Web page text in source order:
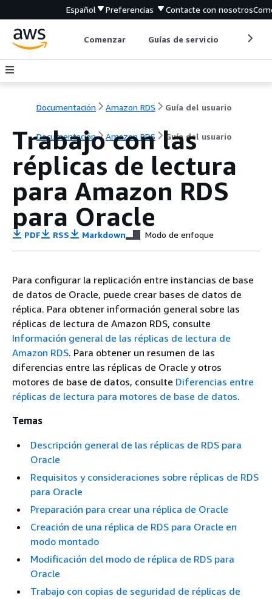
Español Preferencias Contacte con nosotros
Comenzar Guías de servicio
Documentación Amazon RDS Guía del usuario
Documentación Amazon RDS Guía del usuario
Trabajo con las
réplicas de lectura
para Amazon RDS
para Oracle
PDF RSS Markdown Modo de enfoque
Para configurar la replicación entre instancias de base
de datos de Oracle, puede crear bases de datos de
réplica. Para obtener información general sobre las
réplicas de lectura de Amazon RDS, consulte
Información general de las réplicas de lectura de
Amazon RDS. Para obtener un resumen de las
diferencias entre las réplicas de Oracle y otros
motores de base de datos, consulte Diferencias entre
réplicas de lectura para motores de base de datos.
Temas
Descripción general de las réplicas de RDS para
Oracle
Requisitos y consideraciones sobre réplicas de RDS
para Oracle
Preparación para crear una réplica de Oracle
Creación de una réplica de RDS para Oracle en
modo montado
Modificación del modo de réplica de RDS para
Oracle
Trabajo con copias de seguridad de réplicas de